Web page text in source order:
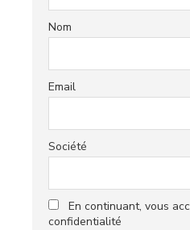
Nom
Email
Société
En continuant, vous
confidentialité